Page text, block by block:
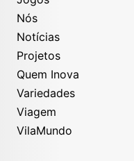
Nós
Notícias
Projetos
Quem Inova
Variedades
Viagem
VilaMundo